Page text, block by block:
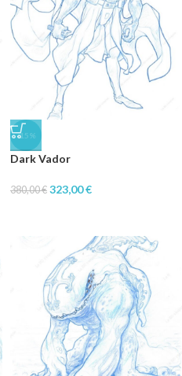
-15%
Dark Vador
380,00€ 323,00€